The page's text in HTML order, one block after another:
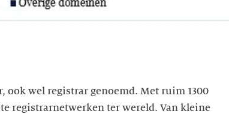
ook wel registrar genoemd. Met ruim 1300
registrarnetwerken ter wereld. Van kleine